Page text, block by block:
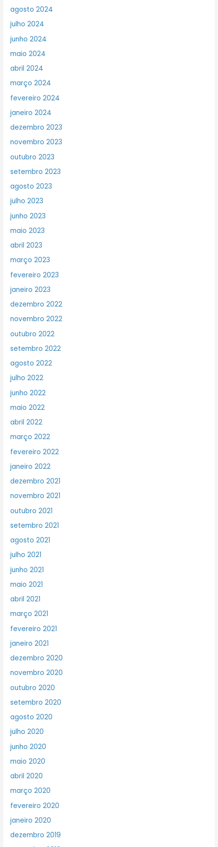
agosto 2024
julho 2024
junho 2024
maio 2024
abril 2024
março 2024
fevereiro 2024
janeiro 2024
dezembro 2023
novembro 2023
outubro 2023
setembro 2023
agosto 2023
julho 2023
junho 2023
maio 2023
abril 2023
março 2023
fevereiro 2023
janeiro 2023
dezembro 2022
novembro 2022
outubro 2022
setembro 2022
agosto 2022
julho 2022
junho 2022
maio 2022
abril 2022
março 2022
fevereiro 2022
janeiro 2022
dezembro 2021
novembro 2021
outubro 2021
setembro 2021
agosto 2021
julho 2021
junho 2021
maio 2021
abril 2021
março 2021
fevereiro 2021
janeiro 2021
dezembro 2020
novembro 2020
outubro 2020
setembro 2020
agosto 2020
julho 2020
junho 2020
maio 2020
abril 2020
março 2020
fevereiro 2020
janeiro 2020
dezembro 2019